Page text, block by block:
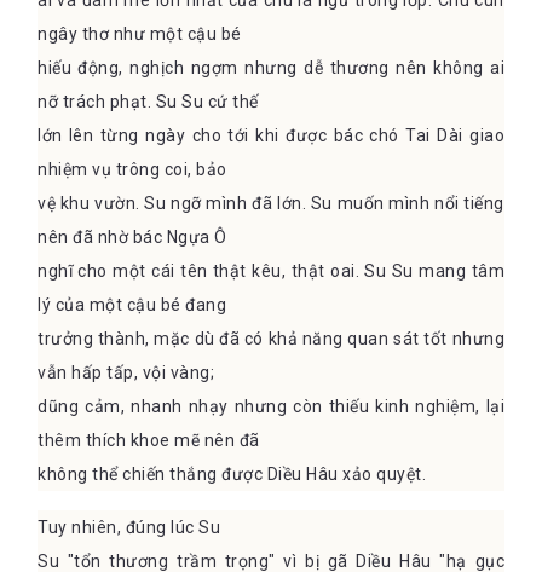
ngây thơ như một cậu bé
hiếu động, nghịch ngợm nhưng dễ thương nên không ai
nỡ trách phạt. Su Su cứ thế
lớn lên từng ngày cho tới khi được bác chó Tai Dài giao
nhiệm vụ trông coi, bảo
vệ khu vườn. Su ngỡ mình đã lớn. Su muốn mình nổi tiếng
nên đã nhờ bác Ngựa Ô
nghĩ cho một cái tên thật kêu, thật oai. Su Su mang tâm
lý của một cậu bé đang
trưởng thành, mặc dù đã có khả năng quan sát tốt nhưng
vẫn hấp tấp, vội vàng;
dũng cảm, nhanh nhạy nhưng còn thiếu kinh nghiệm, lại
thêm thích khoe mẽ nên đã
không thể chiến thắng được Diều Hâu xảo quyệt.
Tuy nhiên, đúng lúc Su
Su "tổn thương trầm trọng" vì bị gã Diều Hâu "hạ gục